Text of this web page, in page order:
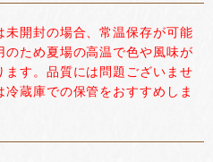
開封の場合、常温保存が可能
のため夏場の高温で色や風味が
ます。品質には問題ございませ
冷蔵庫での保管をおすすめしま